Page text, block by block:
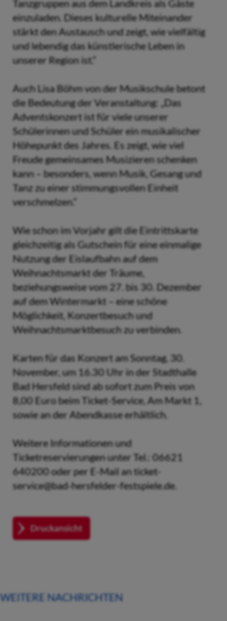
Tanzgruppen aus dem Landkreis als Gäste
einzuladen. Dieses kulturelle Miteinander
stärkt den Austausch und zeigt, wie vielfältig
und lebendig das künstlerische Leben in
unserer Region ist.“
Auch Lisa Böhm von der Musikschule betont
die Bedeutung der Veranstaltung: „Das
Adventskonzert ist für viele unserer
Schülerinnen und Schüler ein musikalischer
Höhepunkt des Jahres. Es zeigt, wie viel
Freude gemeinsames Musizieren schenken
kann – besonders, wenn Musik, Gesang und
Tanz zu einer stimmungsvollen Einheit
verschmelzen.“
Wie schon im Vorjahr gilt die Eintrittskarte
gleichzeitig als Gutschein für eine einmalige
Nutzung der Eislaufbahn auf dem
Weihnachtsmarkt der Träume,
beziehungsweise vom 27. bis 30. Dezember
auf dem Wintermarkt – eine schöne
Möglichkeit, Konzertbesuch und
Weihnachtsmarktbesuch zu verbinden.
Karten für das Konzert am Sonntag, 30.
November, um 16.30 Uhr in der Stadthalle
Bad Hersfeld sind ab sofort zum Preis von
8,00 Euro beim Ticket-Service, Am Markt 1,
sowie an der Abendkasse erhältlich.
Weitere Informationen und
Ticketreservierungen unter Tel.: 06621
640200 oder per E-Mail an ticket-
service@bad-hersfelder-festspiele.de.
Druckansicht
WEITERE NACHRICHTEN